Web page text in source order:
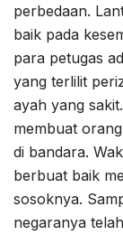
perbedaan.
baik pada
para petugas
yang terlilit
ayah yang
membuat
di bandara.
berbuat baik
sosoknya.
negaranya